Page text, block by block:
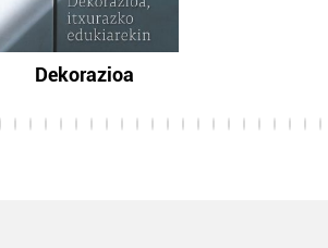
Dekorazioa